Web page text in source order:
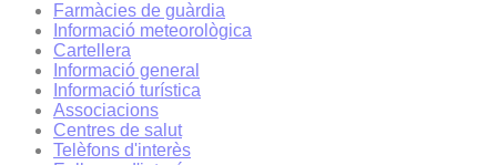
Farmàcies de guàrdia
Informació meteorològica
Cartellera
Informació general
Informació turística
Associacions
Centres de salut
Telèfons d'interès